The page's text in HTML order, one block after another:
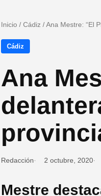
Inicio / Cádiz /Ana Mestre: “El
Cádiz
Ana
Redacción 2 octubre, 2020
Mestre